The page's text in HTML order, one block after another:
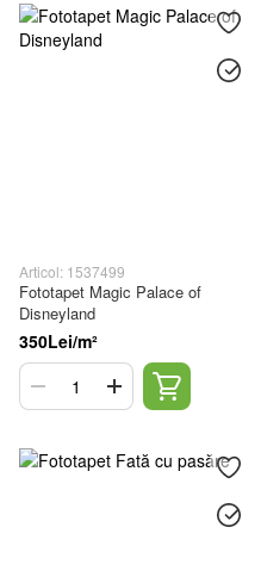
Articol: 1537499
Fototapet Magic Palace of
Disneyland
350Lei/m²